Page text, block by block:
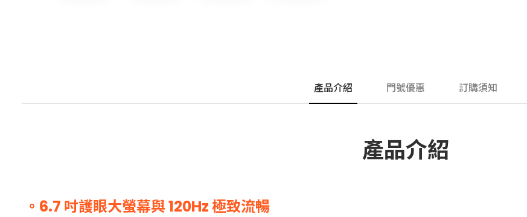
產品介紹 門號優惠 訂購須知
產品介紹
。6.7 吋護眼大螢幕與 120Hz 極致流暢